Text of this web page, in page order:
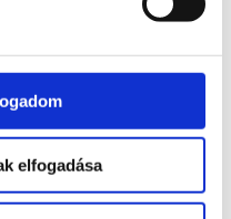
elfogadása